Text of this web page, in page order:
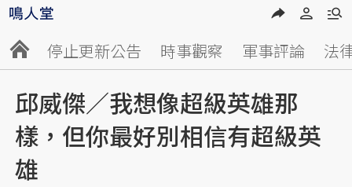
停止更新公告 時事觀察 軍事評論 法
邱威傑／我想像超級英雄那
樣，但你最好別相信有超級英
雄